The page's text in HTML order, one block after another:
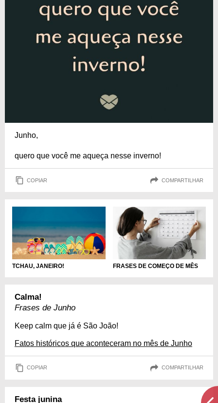
Junho,
quero que você me aqueça nesse inverno!
COPIAR COMPARTILHAR
TCHAU, JANEIRO! FRASES DE COMEÇO DE MÊS
Calma!
Frases de Junho
Keep calm que já é São João!
Fatos históricos que aconteceram no mês de Junho
COPIAR COMPARTILHAR
Festa junina